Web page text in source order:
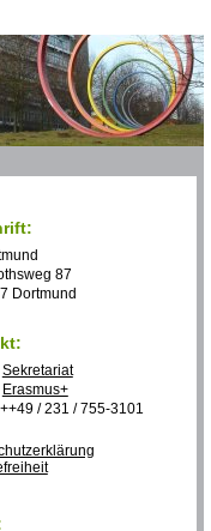
87
Dortmund
Sekretariat
Erasmus+
++49 / 231 / 755-3101